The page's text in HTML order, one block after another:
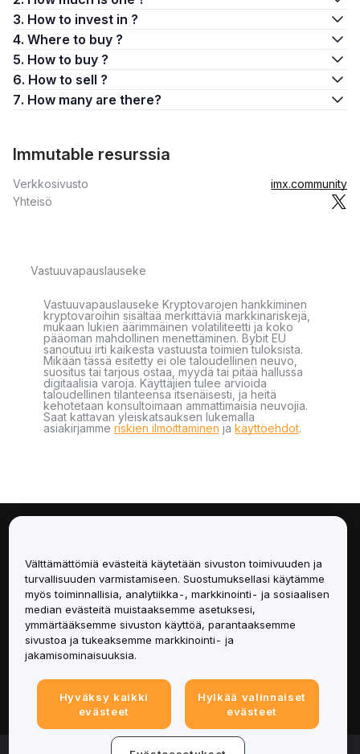
3. How to invest in ?
4. Where to buy ?
5. How to buy ?
6. How to sell ?
7. How many are there?
Immutable resurssia
Verkkosivusto
imx.community
Yhteisö
Vastuuvapauslauseke
Vastuuvapauslauseke Kryptovarojen hankkiminen
kryptovaroihin sisältää merkittäviä markkinariskejä,
mukaan lukien äärimmäinen volatiliteetti ja koko
pääoman mahdollinen menettäminen. Bybit EU
sanoutuu irti kaikesta vastuusta toimien tuloksista.
Mikään tässä esitetty ei ole taloudellinen neuvo,
suositus tai tarjous ostaa, myydä tai pitää hallussa
digitaalisia varoja. Käyttäjien tulee arvioida
taloudellinen tilanteensa itsenäisesti, ja heitä
kehotetaan konsultoimaan ammattimaisia neuvojia.
Saat kattavan yleiskatsauksen lukemalla
asiakirjamme riskien ilmoittaminen ja käyttöehdot.
Palvelut
Tuki
Tuotteet
Lakiasiat
Välttämättömiä evästeitä käytetään sivuston toimivuuden ja
turvallisuuden varmistamiseen. Suostumuksellasi käytämme
myös toiminnallisia, analytiikka-, markkinointi- ja sosiaalisen
median evästeitä muistaaksemme asetuksesi,
ymmärtääksemme sivuston käyttöä, parantaaksemme
sivustoa ja tukeaksemme markkinointi- ja
jakamisominaisuuksia.
Hyväksy kaikki
evästeet
Hylkää valinnaiset
evästeet